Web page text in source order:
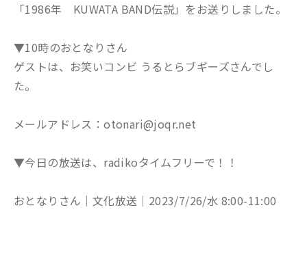
「1986年 KUWATA BAND伝説」をお送りしました。
▼10時のおとなりさん
ゲストは、お笑いコンビ うるとらブギーズさんでし
た。
メールアドレス：otonari@joqr.net
▼今日の放送は、radikoタイムフリーで！！
おとなりさん│文化放送│2023/7/26/水 8:00-11:00